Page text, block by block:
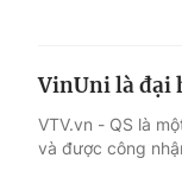
VinUni là đại
VTV.vn - QS là
và được công